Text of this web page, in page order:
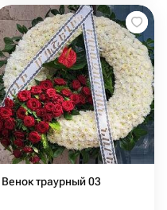
Венок траурный 03